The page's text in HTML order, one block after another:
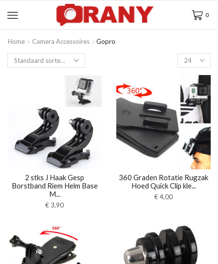
0
Home Camera Accessoires Gopro
2 stks J Haak Gesp
Borstband Riem Helm Base
M...
€ 3,90
360 Graden Rotatie Rugzak
Hoed Quick Clip kle...
€4,00